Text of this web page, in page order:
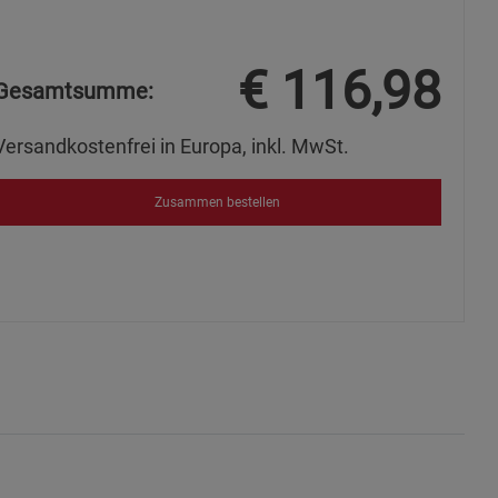
€ 116,98
in Europa, inkl. MwSt.
Zusammen bestellen